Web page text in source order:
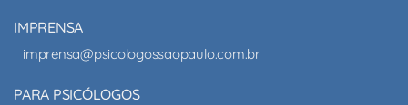
IMPRENSA
imprensa@psicologossaopaulo.com.br
PARA PSICÓLOGOS